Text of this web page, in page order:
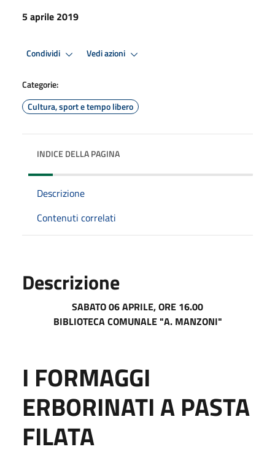
5 aprile 2019
Condividi Vedi azioni
Categorie:
Cultura, sport e tempo libero
INDICE DELLA PAGINA
Descrizione
Contenuti correlati
Descrizione
SABATO 06 APRILE, ORE 16.00
BIBLIOTECA COMUNALE "A. MANZONI"
I FORMAGGI
ERBORINATI A PASTA
FILATA